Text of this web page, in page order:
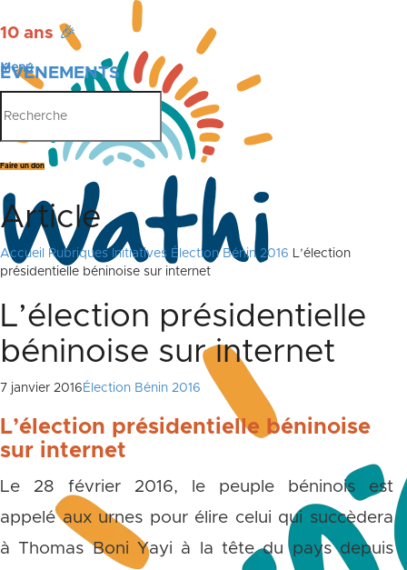
10 ans 🎉
ÉVÉNEMENTS
PUBLICATIONS
Menu
Faire un don
Article
Accueil Rubriques Initiatives Élection Bénin 2016 L’élection
présidentielle béninoise sur internet
L’élection présidentielle
béninoise sur internet
7 janvier 2016 Élection Bénin 2016
L’élection présidentielle béninoise
sur internet
Le 28 février 2016, le peuple béninois est
appelé aux urnes pour élire celui qui succèdera
à Thomas Boni Yayi à la tête du pays depuis